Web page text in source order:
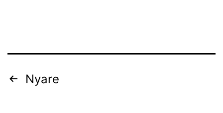
Inläggsnavigering
Nyare